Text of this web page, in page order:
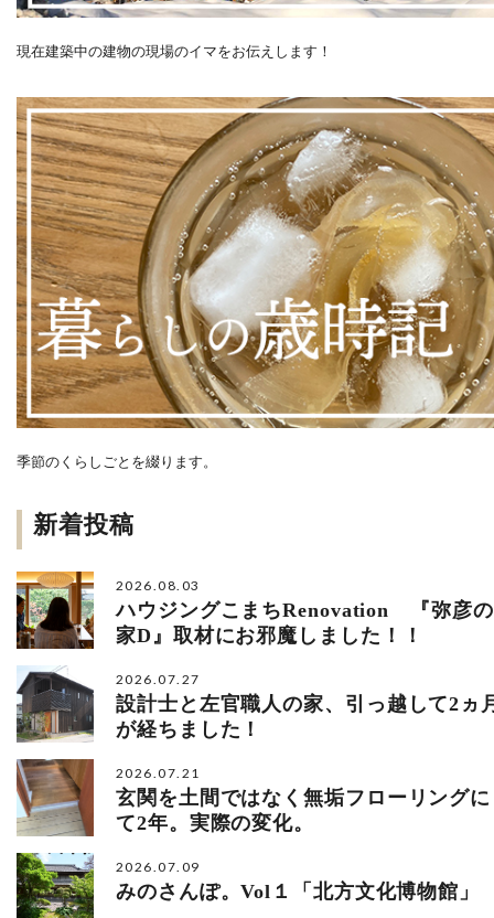
現在建築中の建物の現場のイマをお伝えします！
季節のくらしごとを綴ります。
新着投稿
2026.08.03
ハウジングこまちRenovation 『弥彦の
家D』取材にお邪魔しました！！
2026.07.27
設計士と左官職人の家、引っ越して2ヵ
が経ちました！
2026.07.21
玄関を土間ではなく無垢フローリング
て2年。実際の変化。
2026.07.09
みのさんぽ。Vol１「北方文化博物館」